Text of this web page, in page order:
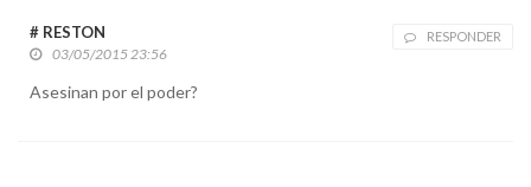
# RESTON RESPONDER
03/05/2015 23:56
Asesinan por el poder?